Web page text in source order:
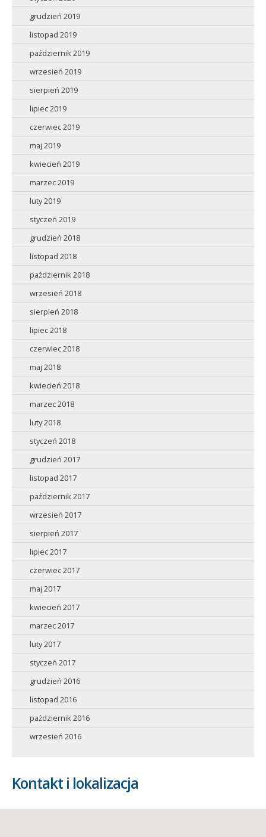
grudzień 2019
listopad 2019
październik 2019
wrzesień 2019
sierpień 2019
lipiec 2019
czerwiec 2019
maj 2019
kwiecień 2019
marzec 2019
luty 2019
styczeń 2019
grudzień 2018
listopad 2018
październik 2018
wrzesień 2018
sierpień 2018
lipiec 2018
czerwiec 2018
maj 2018
kwiecień 2018
marzec 2018
luty 2018
styczeń 2018
grudzień 2017
listopad 2017
październik 2017
wrzesień 2017
sierpień 2017
lipiec 2017
czerwiec 2017
maj 2017
kwiecień 2017
marzec 2017
luty 2017
styczeń 2017
grudzień 2016
listopad 2016
październik 2016
wrzesień 2016
Kontakt i lokalizacja